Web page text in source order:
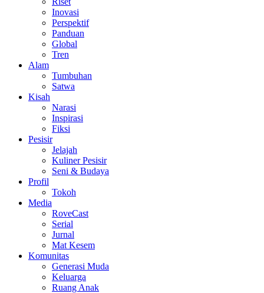
Inovasi
Perspektif
Panduan
Global
Tren
Alam
Tumbuhan
Satwa
Kisah
Narasi
Inspirasi
Fiksi
Pesisir
Jelajah
Kuliner Pesisir
Seni & Budaya
Profil
Tokoh
Media
RoveCast
Serial
Jurnal
Mat Kesem
Komunitas
Generasi Muda
Keluarga
Ruang Anak